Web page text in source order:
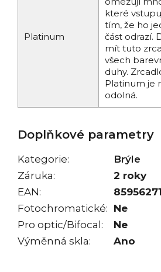
Platinum
které
tím, že ho
část odrazí.
mít tuto
všech
duhy.
Platinum je
odolná.
Doplňkové parametry
Kategorie:
Brýle
Záruka:
2 roky
EAN:
Fotochromatické: Ne
Pro optic/Bifocal :
Ne
Výměnná skla: Ano